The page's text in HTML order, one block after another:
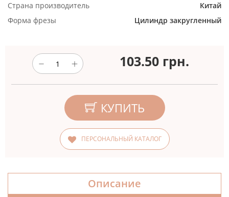
Страна производитель
Китай
Форма фрезы
Цилиндр закругленный
103.50 грн.
КУПИТЬ
ПЕРСОНАЛЬНЫЙ КАТАЛОГ
Описание